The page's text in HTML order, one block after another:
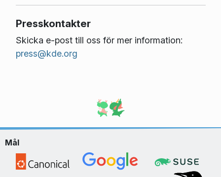
Presskontakter
Skicka e-post till oss för mer information:
press@kde.org
Mål